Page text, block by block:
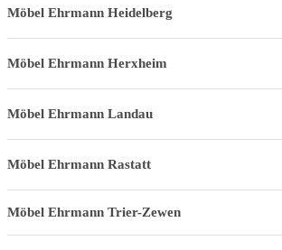
Möbel Ehrmann Heidelberg
Möbel Ehrmann Herxheim
Möbel Ehrmann Landau
Möbel Ehrmann Rastatt
Möbel Ehrmann Trier-Zewen